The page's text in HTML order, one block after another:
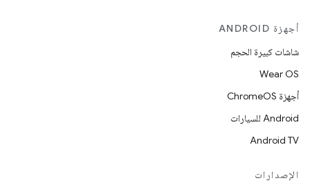
أجهزة ANDROID
شاشات كبيرة الحجم
Wear OS
أجهزة ChromeOS
Android للسيارات
Android TV
الإصدارات